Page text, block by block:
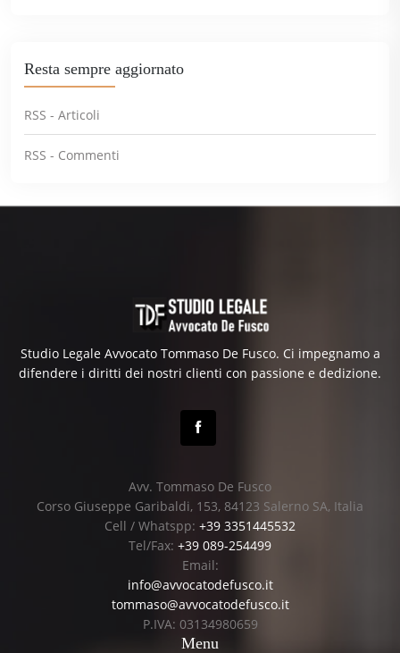
Resta sempre aggiornato
RSS - Articoli
RSS - Commenti
Studio Legale Avvocato Tommaso De Fusco. Ci impegnamo a
difendere i diritti dei nostri clienti con passione e dedizione.
Avv. Tommaso De Fusco
Corso Giuseppe Garibaldi, 153, 84123 Salerno SA, Italia
Cell / Whatspp: +39 3351445532
Tel/Fax: +39 089-254499
Email:
info@avvocatodefusco.it
tommaso@avvocatodefusco.it
P.IVA: 03134980659
Menu